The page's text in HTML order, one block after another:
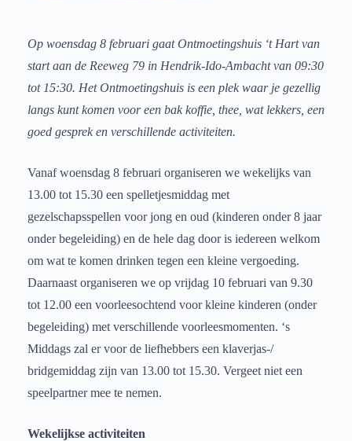
Op woensdag 8 februari gaat Ontmoetingshuis ‘t Hart van
start aan de Reeweg 79 in Hendrik-Ido-Ambacht van 09:30
tot 15:30. Het Ontmoetingshuis is een plek waar je gezellig
langs kunt komen voor een bak koffie, thee, wat lekkers, een
goed gesprek en verschillende activiteiten.
Vanaf woensdag 8 februari organiseren we wekelijks van
13.00 tot 15.30 een spelletjesmiddag met
gezelschapsspellen voor jong en oud (kinderen onder 8 jaar
onder begeleiding) en de hele dag door is iedereen welkom
om wat te komen drinken tegen een kleine vergoeding.
Daarnaast organiseren we op vrijdag 10 februari van 9.30
tot 12.00 een voorleesochtend voor kleine kinderen (onder
begeleiding) met verschillende voorleesmomenten. ‘s
Middags zal er voor de liefhebbers een klaverjas-/
bridgemiddag zijn van 13.00 tot 15.30. Vergeet niet een
speelpartner mee te nemen.
Wekelijkse activiteiten